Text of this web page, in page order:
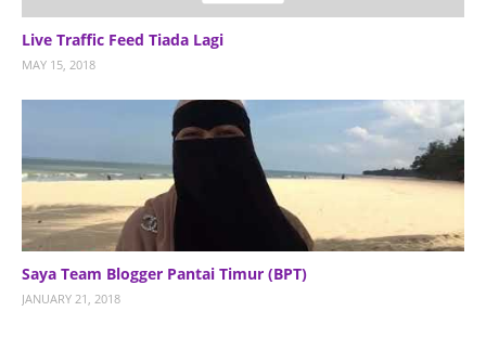
Live Traffic Feed Tiada Lagi
MAY 15, 2018
Saya Team Blogger Pantai Timur (BPT)
JANUARY 21, 2018